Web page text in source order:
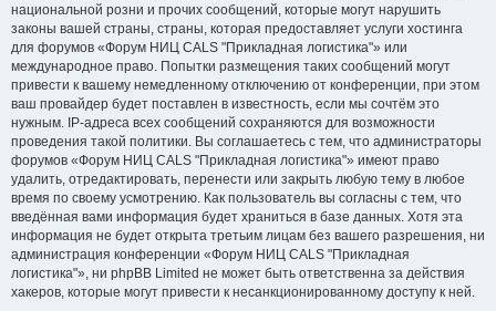
национальной розни и прочих сообщений, которые могут нарушить
законы вашей страны, страны, которая предоставляет услуги хостинга
для форумов «Форум НИЦ CALS "Прикладная логистика"» или
международное право. Попытки размещения таких сообщений могут
привести к вашему немедленному отключению от конференции, при этом
ваш провайдер будет поставлен в известность, если мы сочтём это
нужным. IP-адреса всех сообщений сохраняются для возможности
проведения такой политики. Вы соглашаетесь с тем, что администраторы
форумов «Форум НИЦ CALS "Прикладная логистика"» имеют право
удалить, отредактировать, перенести или закрыть любую тему в любое
время по своему усмотрению. Как пользователь вы согласны с тем, что
введённая вами информация будет храниться в базе данных. Хотя эта
информация не будет открыта третьим лицам без вашего разрешения, ни
администрация конференции «Форум НИЦ CALS "Прикладная
логистика"», ни phpBB Limited не может быть ответственна за действия
хакеров, которые могут привести к несанкционированному доступу к ней.